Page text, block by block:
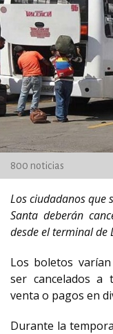
800 noticias
Los ciudadanos que
Santa deberán
desde el terminal de
Los boletos
ser cancelados a
venta o pagos en
Durante la